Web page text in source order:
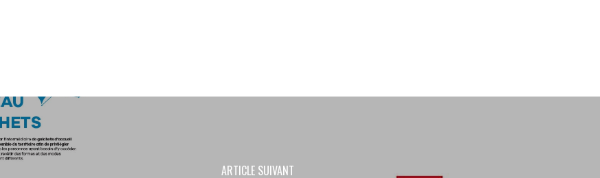
ARTICLE SUIVANT